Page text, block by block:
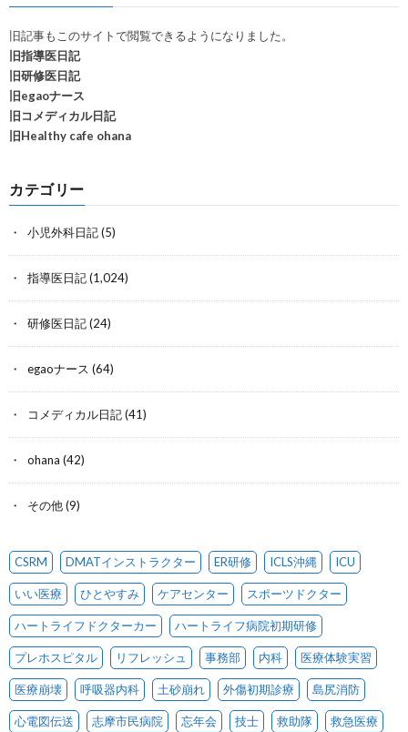
旧記事もこのサイトで閲覧できるようになりました。
旧指導医日記
旧研修医日記
旧egaoナース
旧コメディカル日記
旧Healthy cafe ohana
カテゴリー
小児外科日記(5)
指導医日記(1,024)
研修医日記(24)
egaoナース (64)
コメディカル日記(41)
ohana (42)
その他(9)
CSRM DMATインストラクター ER研修 ICLS沖縄 ICU
いい医療 ひとやすみ ケアセンター スポーツドクター
ハートライフドクターカー ハートライフ病院初期研修
プレホスピタル リフレッシュ 事務部 内科 医療体験実習
医療崩壊 呼吸器内科 土砂崩れ 外傷初期診療 島尻消防
心電図伝送 志摩市民病院 忘年会 技士 救助隊 救急医療